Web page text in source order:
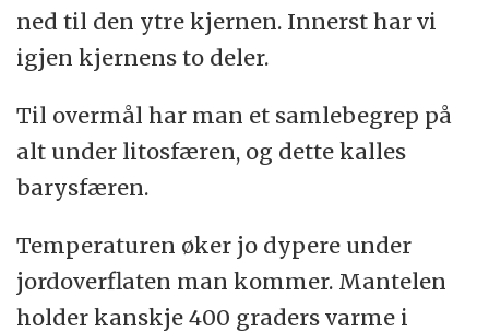
ned til den ytre kjernen. Innerst har vi
igjen kjernens to deler.
Til overmål har man et samlebegrep på
alt under litosfæren, og dette kalles
barysfæren.
Temperaturen øker jo dypere under
jordoverflaten man kommer. Mantelen
holder kanskje 400 graders varme i